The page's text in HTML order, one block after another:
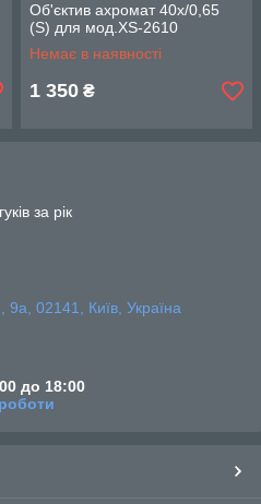
Об'єктив ахромат 40х/0,65
(S) для мод.XS-2610
Немає в наявності
1 350 ₴
за рік
02141, Київ, Україна
до 18:00